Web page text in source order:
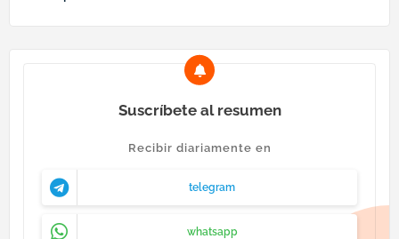
Suscríbete al resumen
Recibir diariamente en
telegram
whatsapp